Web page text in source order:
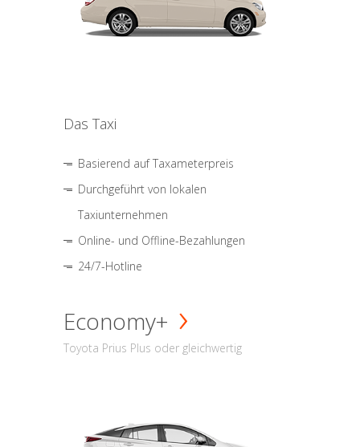
Das Taxi
Basierend auf Taxameterpreis
Durchgeführt von lokalen
Taxiunternehmen
Online- und Offline-Bezahlungen
24/7-Hotline
Economy+
Toyota Prius Plus oder gleichwertig